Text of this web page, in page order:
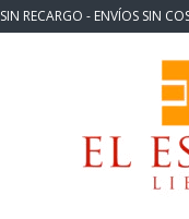
RECARGO - ENVÍOS SIN